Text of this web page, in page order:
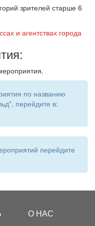
зрителей старше 6
и агентствах города
по названию
перейдите в:
перейдите
О НАС